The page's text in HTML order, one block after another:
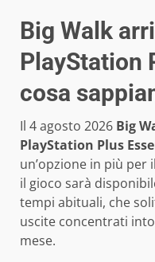
Big Walk
PlayStation
cosa
Il 4 agosto 2026 Big
PlayStation Plus
un’opzione in più per
il gioco sarà
tempi abituali, che
uscite concentrati
mese.